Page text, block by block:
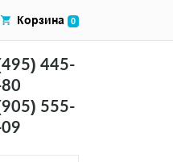
445-
555-
Корзина 0